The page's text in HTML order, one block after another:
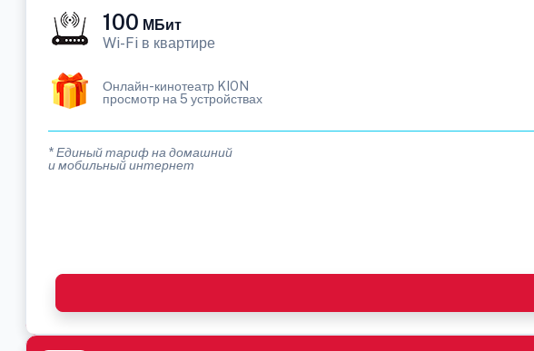
100 МБит
Wi-Fi в квартире
Онлайн-кинотеатр KION
просмотр на 5 устройствах
* Единый тариф на домашний
и мобильный интернет